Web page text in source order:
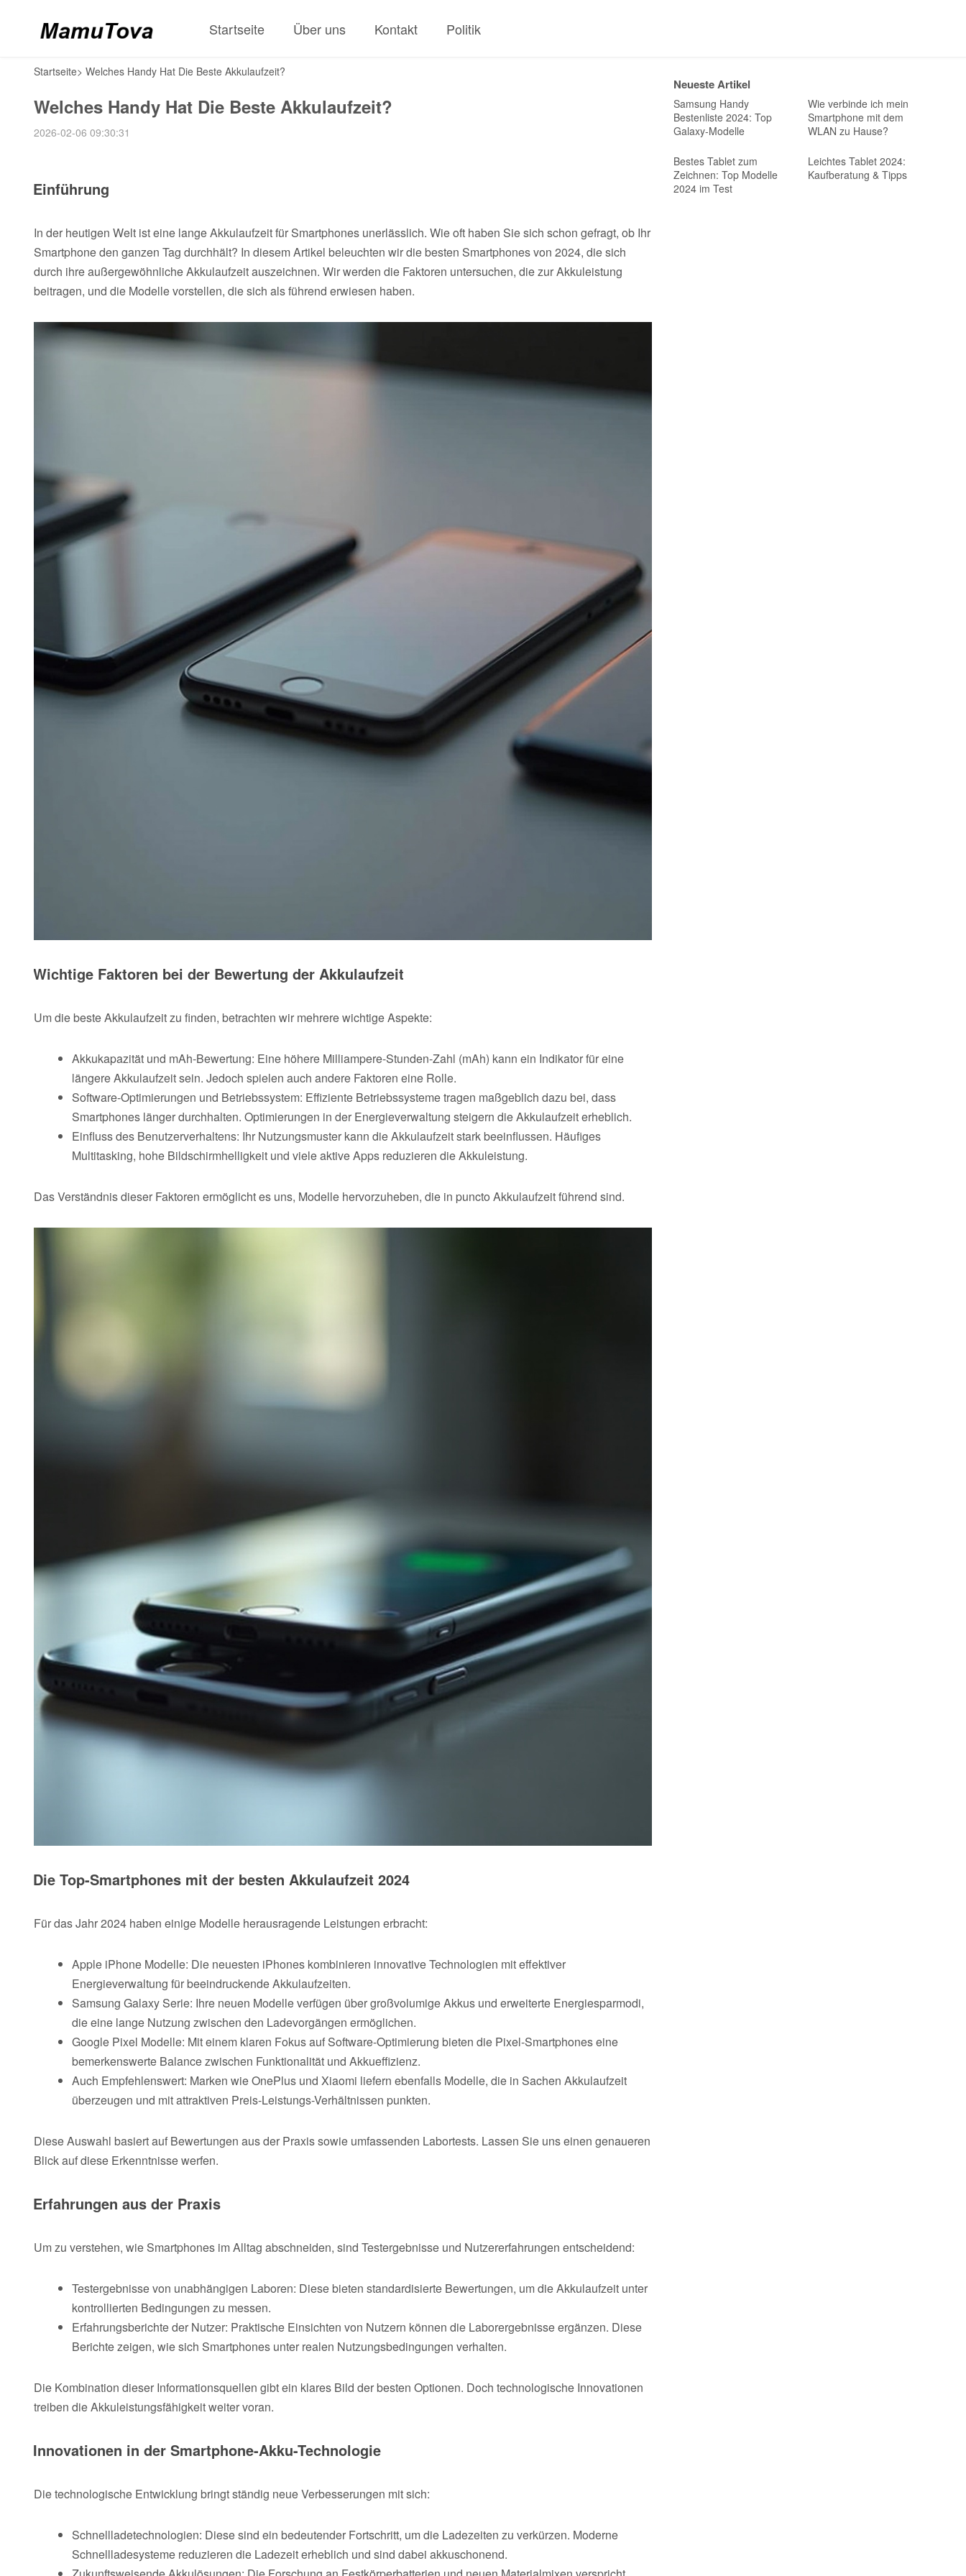
Startseite Über uns Kontakt Politik
Startseite> Welches Handy Hat Die Beste Akkulaufzeit?
Welches Handy Hat Die Beste Akkulaufzeit?
2026-02-06 09:30:31
Einführung
In der heutigen Welt ist eine lange Akkulaufzeit für Smartphones unerlässlich. Wie oft haben Sie sich schon gefragt, ob Ihr
Smartphone den ganzen Tag durchhält? In diesem Artikel beleuchten wir die besten Smartphones von 2024, die sich
durch ihre außergewöhnliche Akkulaufzeit auszeichnen. Wir werden die Faktoren untersuchen, die zur Akkuleistung
beitragen, und die Modelle vorstellen, die sich als führend erwiesen haben.
Wichtige Faktoren bei der Bewertung der Akkulaufzeit
Um die beste Akkulaufzeit zu finden, betrachten wir mehrere wichtige Aspekte:
Akkukapazität und mAh-Bewertung: Eine höhere Milliampere-Stunden-Zahl (mAh) kann ein Indikator für eine
längere Akkulaufzeit sein. Jedoch spielen auch andere Faktoren eine Rolle.
Software-Optimierungen und Betriebssystem: Effiziente Betriebssysteme tragen maßgeblich dazu bei, dass
Smartphones länger durchhalten. Optimierungen in der Energieverwaltung steigern die Akkulaufzeit erheblich.
Einfluss des Benutzerverhaltens: Ihr Nutzungsmuster kann die Akkulaufzeit stark beeinflussen. Häufiges
Multitasking, hohe Bildschirmhelligkeit und viele aktive Apps reduzieren die Akkuleistung.
Das Verständnis dieser Faktoren ermöglicht es uns, Modelle hervorzuheben, die in puncto Akkulaufzeit führend sind.
Die Top-Smartphones mit der besten Akkulaufzeit 2024
Für das Jahr 2024 haben einige Modelle herausragende Leistungen erbracht:
Apple iPhone Modelle: Die neuesten iPhones kombinieren innovative Technologien mit effektiver
Energieverwaltung für beeindruckende Akkulaufzeiten.
Samsung Galaxy Serie: Ihre neuen Modelle verfügen über großvolumige Akkus und erweiterte Energiesparmodi,
die eine lange Nutzung zwischen den Ladevorgängen ermöglichen.
Google Pixel Modelle: Mit einem klaren Fokus auf Software-Optimierung bieten die Pixel-Smartphones eine
bemerkenswerte Balance zwischen Funktionalität und Akkueffizienz.
Auch Empfehlenswert: Marken wie OnePlus und Xiaomi liefern ebenfalls Modelle, die in Sachen Akkulaufzeit
überzeugen und mit attraktiven Preis-Leistungs-Verhältnissen punkten.
Diese Auswahl basiert auf Bewertungen aus der Praxis sowie umfassenden Labortests. Lassen Sie uns einen genaueren
Blick auf diese Erkenntnisse werfen.
Erfahrungen aus der Praxis
Um zu verstehen, wie Smartphones im Alltag abschneiden, sind Testergebnisse und Nutzererfahrungen entscheidend:
Testergebnisse von unabhängigen Laboren: Diese bieten standardisierte Bewertungen, um die Akkulaufzeit unter
kontrollierten Bedingungen zu messen.
Erfahrungsberichte der Nutzer: Praktische Einsichten von Nutzern können die Laborergebnisse ergänzen. Diese
Berichte zeigen, wie sich Smartphones unter realen Nutzungsbedingungen verhalten.
Die Kombination dieser Informationsquellen gibt ein klares Bild der besten Optionen. Doch technologische Innovationen
treiben die Akkuleistungsfähigkeit weiter voran.
Innovationen in der Smartphone-Akku-Technologie
Die technologische Entwicklung bringt ständig neue Verbesserungen mit sich:
Schnellladetechnologien: Diese sind ein bedeutender Fortschritt, um die Ladezeiten zu verkürzen. Moderne
Schnellladesysteme reduzieren die Ladezeit erheblich und sind dabei akkuschonend.
Neueste Artikel
Samsung Handy
Bestenliste 2024: Top
Galaxy-Modelle
Wie verbinde ich mein
Smartphone mit dem
WLAN zu Hause?
Bestes Tablet zum
Zeichnen: Top Modelle
2024 im Test
Leichtes Tablet 2024:
Kaufberatung & Tipps